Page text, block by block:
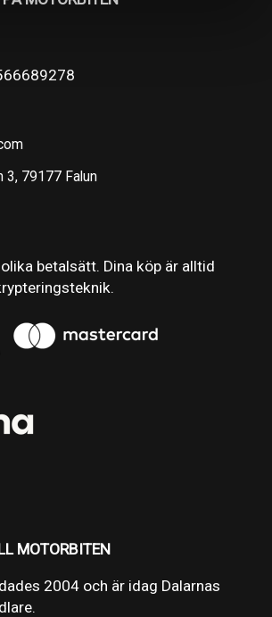
3, 79177 Falun
betalsätt. Dina köp är alltid
MOTORBITEN
2004 och är idag Dalarnas